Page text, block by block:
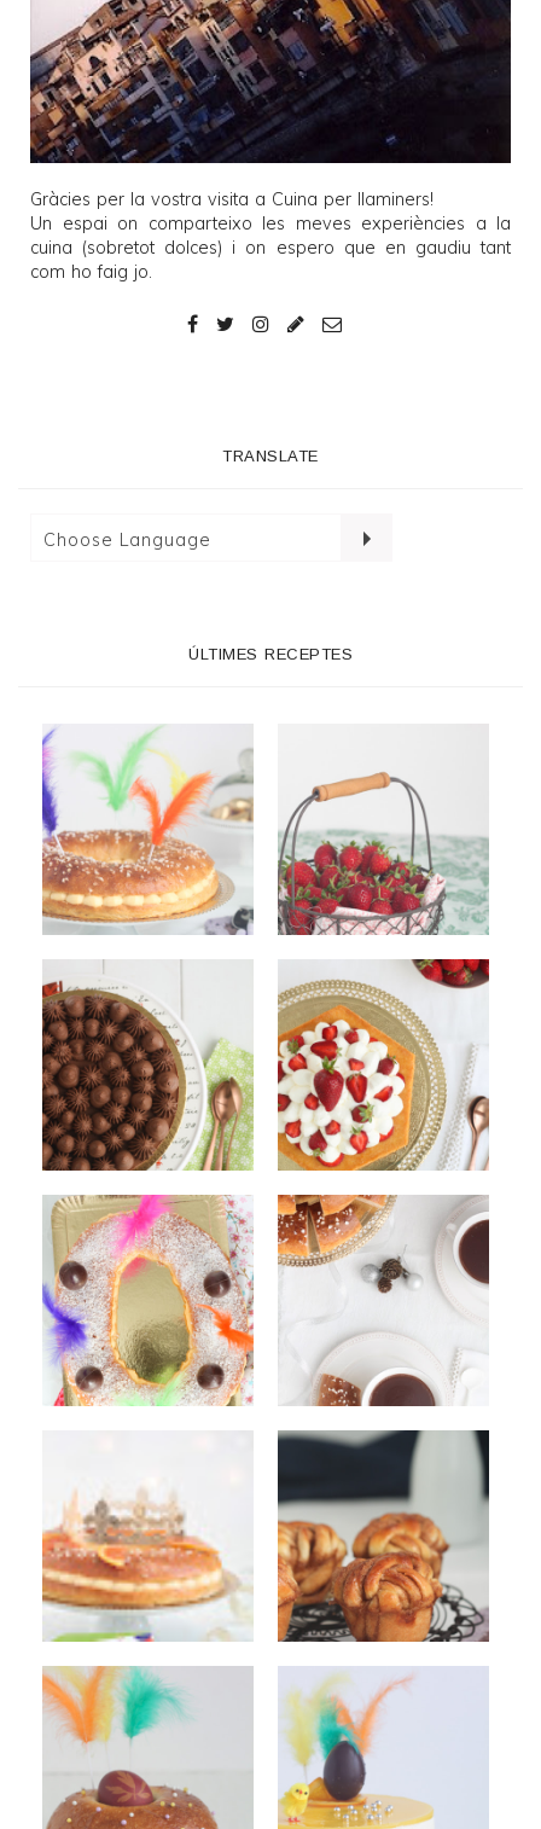
Gràcies per la vostra visita a Cuina per llaminers!
Un espai on comparteixo les meves experiències a la
cuina (sobretot dolces) i on espero que en gaudiu tant
com ho faig jo.
TRANSLATE
ÚLTIMES RECEPTES